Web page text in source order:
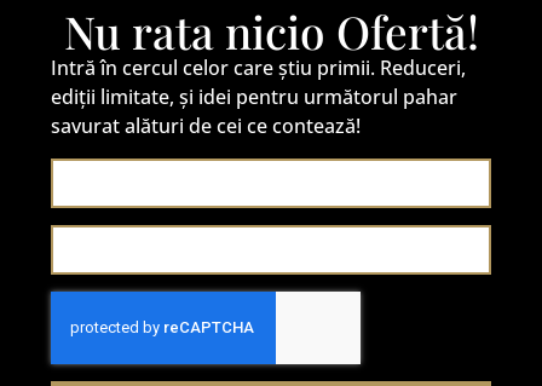
Nu rata nicio Ofertă!
Intră în cercul celor care știu primii. Reduceri,
ediții limitate, și idei pentru următorul pahar
savurat alături de cei ce contează!